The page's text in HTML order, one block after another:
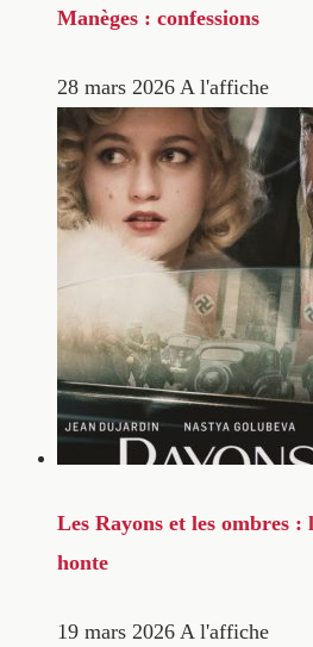
Manèges : confessions
28 mars 2026 A l'affiche
Les Rayons et les ombres :
honte
19 mars 2026 A l'affiche